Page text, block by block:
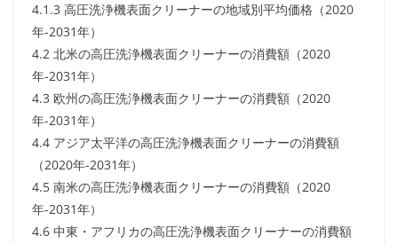
4.1.3 高圧洗浄機表面クリーナーの地域別平均価格（2020
年-2031年）
4.2 北米の高圧洗浄機表面クリーナーの消費額（2020
年-2031年）
4.3 欧州の高圧洗浄機表面クリーナーの消費額（2020
年-2031年）
4.4 アジア太平洋の高圧洗浄機表面クリーナーの消費額
（2020年-2031年）
4.5 南米の高圧洗浄機表面クリーナーの消費額（2020
年-2031年）
4.6 中東・アフリカの高圧洗浄機表面クリーナーの消費額